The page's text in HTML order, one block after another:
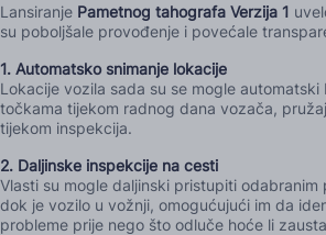
Lansiranje Pametnog tahografa Verzija 1
su poboljšale provođenje i povećale
1. Automatsko snimanje lokacije
Lokacije vozila sada su se mogle automatski
točkama tijekom radnog dana vozača,
tijekom inspekcija.
2. Daljinske inspekcije na cesti
Vlasti su mogle daljinski pristupiti odabranim
dok je vozilo u vožnji, omogućujući im da
probleme prije nego što odluče hoće li